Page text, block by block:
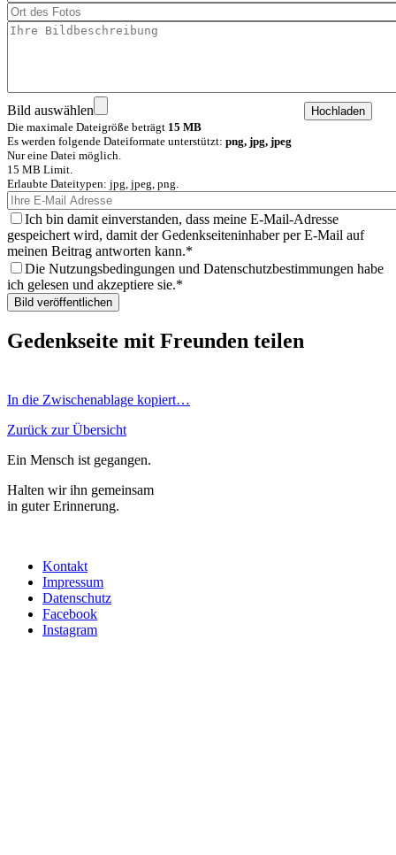
Bild auswählen
Die maximale Dateigröße beträgt 15 MB
Es werden folgende Dateiformate unterstützt: png, jpg, jpeg
Nur eine Datei möglich.
15 MB Limit.
Erlaubte Dateitypen: jpg, jpeg, png.
Ich bin damit einverstanden, dass meine E-Mail-Adresse
gespeichert wird, damit der Gedenkseiteninhaber per E-Mail auf
meinen Beitrag antworten kann.
Die Nutzungsbedingungen und Datenschutzbestimmungen habe
ich gelesen und akzeptiere sie.
Gedenkseite mit Freunden teilen
In die Zwischenablage kopiert…
Zurück zur Übersicht
Ein Mensch ist gegangen.
Halten wir ihn gemeinsam
in guter Erinnerung.
Kontakt
Impressum
Datenschutz
Facebook
Instagram